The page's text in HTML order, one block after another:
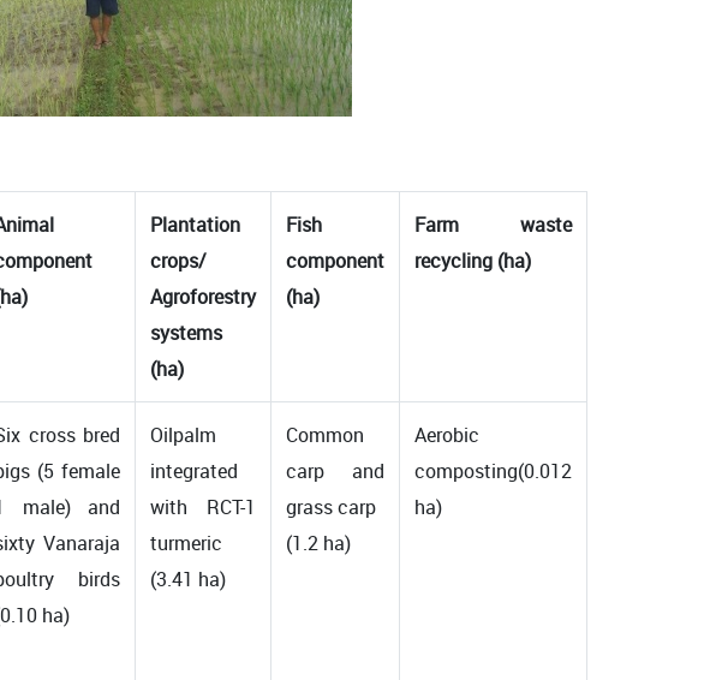
Plantation
crops/
Agroforestry
systems
(ha)
Fish
component
(ha)
Farm waste
recycling (ha)
cross bred
(5 female
male) and
Vanaraja
birds
ha)
Oilpalm
integrated
with RCT-1
turmeric
(3.41 ha)
Common
carp and
grass carp
(1.2 ha)
Aerobic
composting(0.012
ha)